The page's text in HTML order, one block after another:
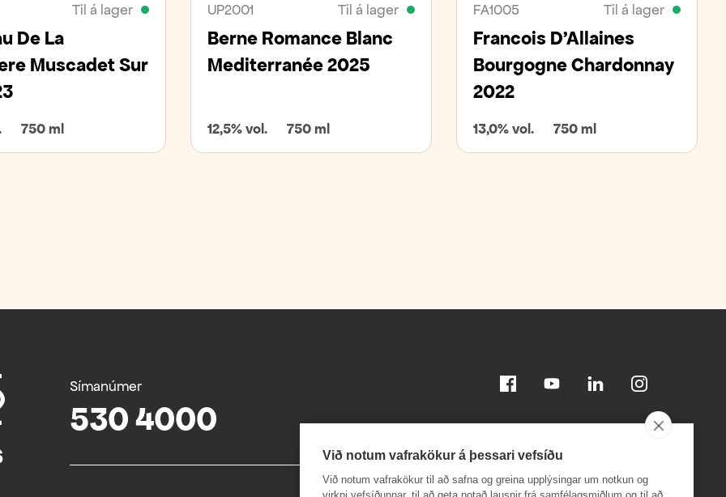
Við notum vafrakökur á þessari vefsíðu
Við notum vafrakökur til að safna og greina upplýsingar um notkun og
Til á lager
De La
Muscadet Sur
750 ml
UP2001 Til á lager
Berne Romance Blanc
Mediterranée 2025
12,5% vol. 750 ml
FA1005 Til á lager
Francois D'Allaines
Bourgogne Chardonnay
2022
13,0% vol. 750 ml
Símanúmer
530 4000
FacebookYoutube Linkedin